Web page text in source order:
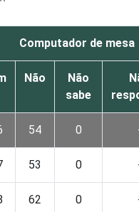
Computador de mesa
Não
Não
sabe
54 0
53 0
62 0